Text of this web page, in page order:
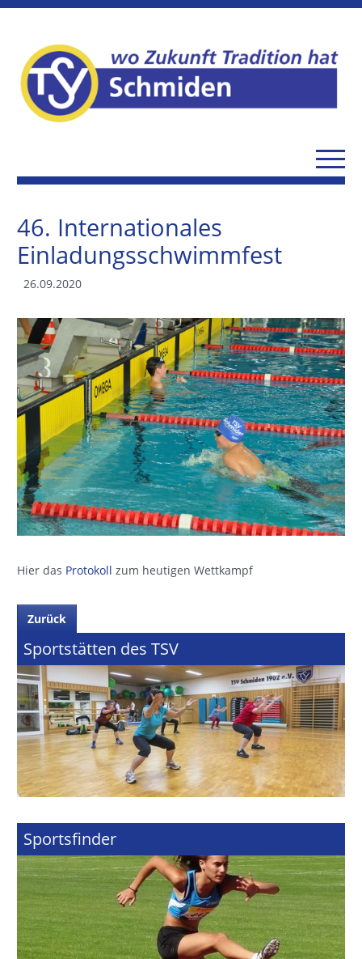
46. Internationales
Einladungsschwimmfest
26.09.2020
Hier das Protokoll zum heutigen Wettkampf
Zurück
Sportstätten des TSV
Sportsfinder